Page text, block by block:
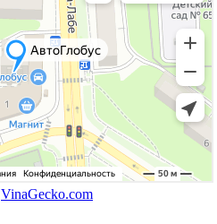
VinaGecko.com